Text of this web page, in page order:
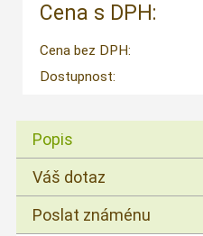
Cena s DPH:
Cena bez DPH:
Dostupnost:
Popis
Váš dotaz
Poslat známénu